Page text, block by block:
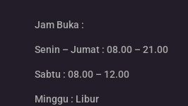
Jam Buka :
Senin – Jumat : 08.00 – 21.00
Sabtu : 08.00 – 12.00
Minggu : Libur